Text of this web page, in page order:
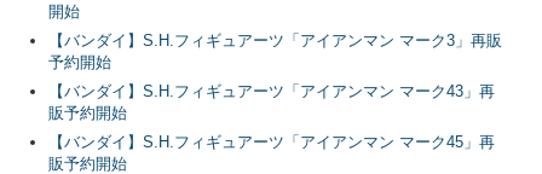
開始
【バンダイ】S.H.フィギュアーツ「アイアンマン マーク3」再販
予約開始
【バンダイ】S.H.フィギュアーツ「アイアンマン マーク43」再
販予約開始
【バンダイ】S.H.フィギュアーツ「アイアンマン マーク45」再
販予約開始